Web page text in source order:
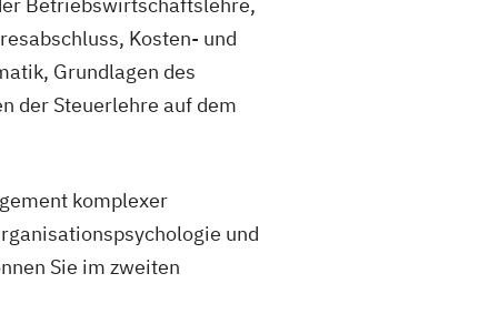
Kosten- und
Grundlagen des
der Steuerlehre auf dem
komplexer
und
Sie im zweiten